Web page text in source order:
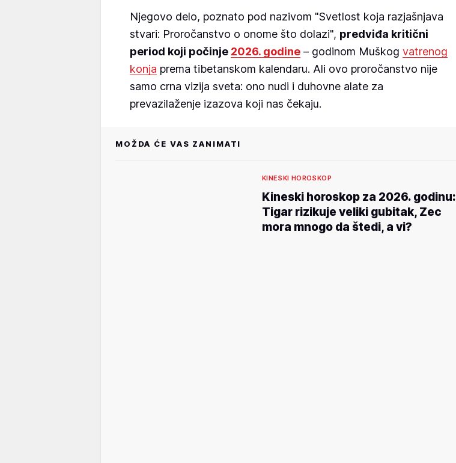
Njegovo delo, poznato pod nazivom "Svetlost koja razjašnjava
stvari: Proročanstvo o onome što dolazi", predviđa kritični
period koji počinje 2026. godine – godinom Muškog vatrenog
konja prema tibetanskom kalendaru. Ali ovo proročanstvo nije
samo crna vizija sveta: ono nudi i duhovne alate za
prevazilaženje izazova koji nas čekaju.
MOŽDA ĆE VAS ZANIMATI
KINESKI HOROSKOP
Kineski horoskop za 2026. godinu:
Tigar rizikuje veliki gubitak, Zec
mora mnogo da štedi, a vi?